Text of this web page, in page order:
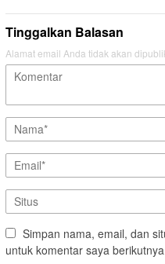
Tinggalkan Balasan
Alamat email Anda tidak akan
Simpan nama, email, dan
untuk komentar saya